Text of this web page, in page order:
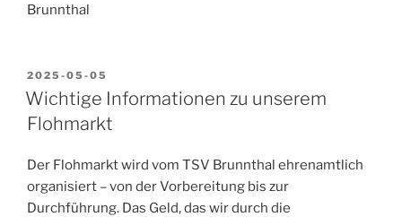
Brunnthal
VERÖFFENTLICHT
AM
2025-05-05
Wichtige Informationen zu unserem
Flohmarkt
Der Flohmarkt wird vom TSV Brunnthal ehrenamtlich
organisiert – von der Vorbereitung bis zur
Durchführung. Das Geld, das wir durch die